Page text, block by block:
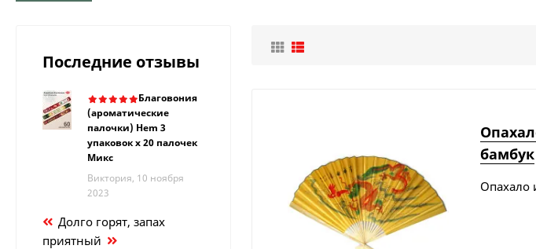
бамбук
Опахало
Последние отзывы
Благовония
(ароматические
палочки) Hem 3
упаковок х 20 палочек
Микс
Виктория, 10 ноября
2023
Долго горят, запах
приятный